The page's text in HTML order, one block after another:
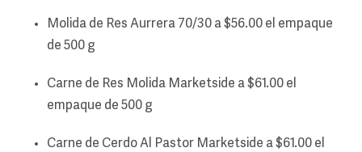
Molida de Res Aurrera 70/30 a $56.00 el empaque
de 500 g
Carne de Res Molida Marketside a $61.00 el
empaque de 500 g
Carne de Cerdo Al Pastor Marketside a $61.00 el